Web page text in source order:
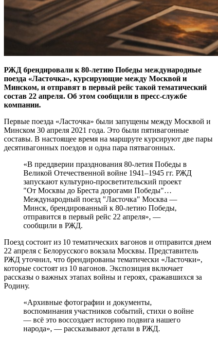
РЖД брендировали к 80-летию Победы международные
поезда «Ласточка», курсирующие между Москвой и
Минском, и отправят в первый рейс такой тематический
состав 22 апреля. Об этом сообщили в пресс-службе
компании.
Первые поезда «Ласточка» были запущены между Москвой и
Минском 30 апреля 2021 года. Это были пятивагонные
составы. В настоящее время на маршруте курсируют две пары
десятивагонных поездов и одна пара пятвагонных.
«В преддверии празднования 80-летия Победы в
Великой Отечественной войне 1941–1945 гг. РЖД
запускают культурно-просветительский проект
"От Москвы до Бреста дорогами Победы"…
Международный поезд "Ласточка" Москва —
Минск, брендированный к 80-летию Победы,
отправится в первый рейс 22 апреля», —
сообщили в РЖД.
Поезд состоит из 10 тематических вагонов и отправится днем
22 апреля с Белорусского вокзала Москвы. Представитель
РЖД уточнил, что брендированы тематически «Ласточки»,
которые состоят из 10 вагонов. Экспозиция включает
рассказы о важных этапах войны и героях, сражавшихся за
Родину.
«Архивные фотографии и документы,
воспоминания участников событий, стихи о войне
— всë это воссоздает историю подвига нашего
народа», — рассказывают детали в РЖД.